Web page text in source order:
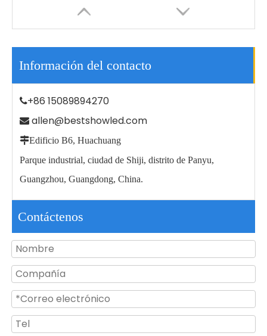
China Fabricante Aluminio Ip65 Impermeable Exterior Led Farola
Información del contacto
+86 15089894270
 allen@bestshowled.com
Edificio B6, Huachuang
Parque industrial, ciudad de Shiji, distrito de Panyu,
Guangzhou, Guangdong, China.
Contáctenos